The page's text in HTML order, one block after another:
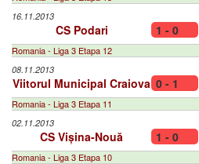
16.11.2013
CS Podari 1 - 0
Romania - Liga 3 Etapa 12
08.11.2013
Viitorul Municipal Craiova 0 - 1
Romania - Liga 3 Etapa 11
02.11.2013
CS Vișina-Nouă 1 - 0
Romania - Liga 3 Etapa 10